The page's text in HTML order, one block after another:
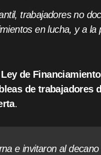
trabajadores no
en lucha, y a la
de
de trabajadores
.
e invitaron al